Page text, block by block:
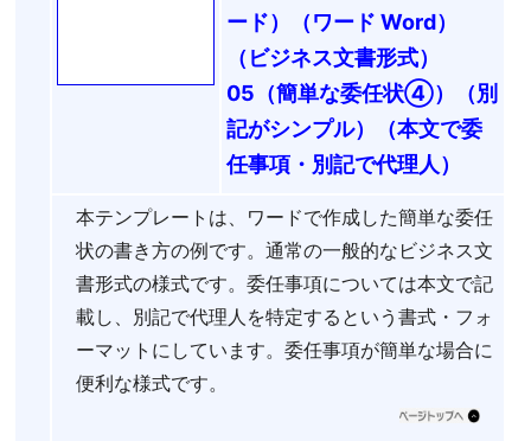
ード）（ワード Word）
（ビジネス文書形式）
05（簡単な委任状④）（別
記がシンプル）（本文で委
任事項・別記で代理人）
本テンプレートは、ワードで作成した簡単な委任
状の書き方の例です。通常の一般的なビジネス文
書形式の様式です。委任事項については本文で記
載し、別記で代理人を特定するという書式・フォ
ーマットにしています。委任事項が簡単な場合に
便利な様式です。